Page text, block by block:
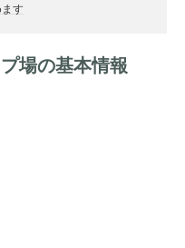
す
場の基本情報